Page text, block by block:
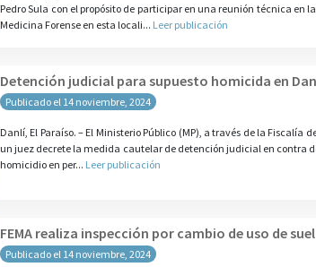
Pedro Sula con el propósito de participar en una reunión técnica
Medicina Forense en esta locali... Leer publicación
Detención judicial para supuesto homicida en
Publicado el 14 noviembre, 2024
Danlí, El Paraíso. – El Ministerio Público (MP), a través de la
un juez decrete la medida cautelar de detención judicial en contra
homicidio en per... Leer publicación
FEMA realiza inspección por cambio de uso de
Publicado el 14 noviembre, 2024